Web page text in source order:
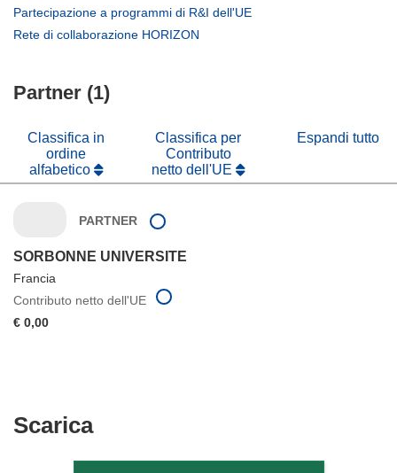
nuova
apre
finestra)
Partecipazione a programmi di R&I dell'UE
Rete di collaborazione HORIZON
Partner (1)
Classifica in
ordine
alfabetico
Classifica per
Contributo
netto dell'UE
Espandi tutto
PARTNER
SORBONNE UNIVERSITE
Francia
Contributo netto dell'UE
€ 0,00
ScaricaScarica